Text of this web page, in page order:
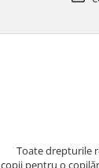
Toate drepturile
copii pentru o